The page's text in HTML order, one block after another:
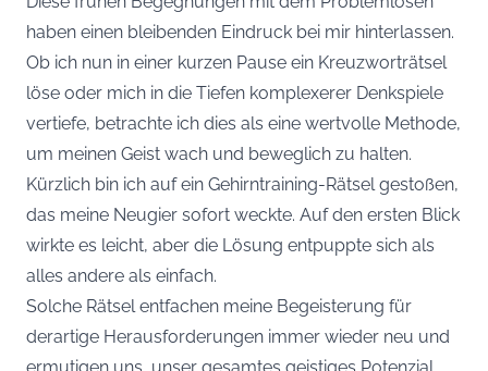
haben einen bleibenden Eindruck bei mir hinterlassen.
Ob ich nun in einer kurzen Pause ein Kreuzworträtsel
löse oder mich in die Tiefen komplexerer Denkspiele
vertiefe, betrachte ich dies als eine wertvolle Methode,
um meinen Geist wach und beweglich zu halten.
Kürzlich bin ich auf ein Gehirntraining-Rätsel gestoßen,
das meine Neugier sofort weckte. Auf den ersten Blick
wirkte es leicht, aber die Lösung entpuppte sich als
alles andere als einfach.
Solche Rätsel entfachen meine Begeisterung für
derartige Herausforderungen immer wieder neu und